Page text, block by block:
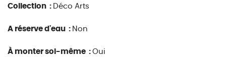
Collection : Déco Arts
A réserve d'eau : Non
À monter soi-même : Oui